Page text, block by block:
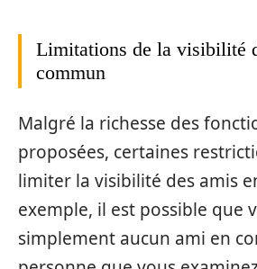
Limitations de la visibilité
commun
Malgré la richesse des
proposées, certaines
limiter la visibilité des amis
exemple, il est possible que
simplement aucun ami en